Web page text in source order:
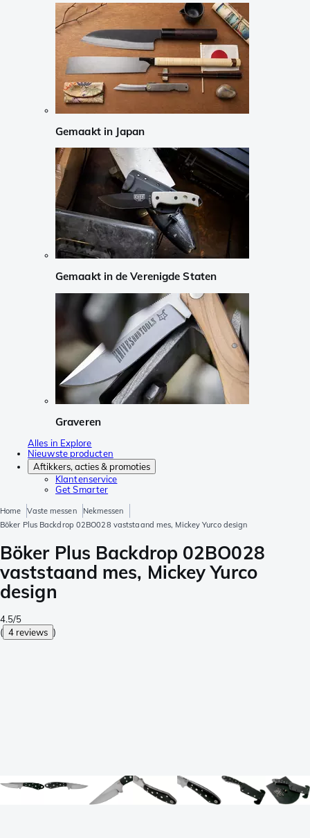
Gemaakt in Japan
Gemaakt in de Verenigde Staten
Graveren
Alles in Explore
Nieuwste producten
Aftikkers, acties & promoties
Klantenservice
Get Smarter
Home Vaste messen
Nekmessen
Böker Plus Backdrop 02BO028 vaststaand mes, Mickey Yurco design
Böker Plus Backdrop 02BO028
vaststaand mes, Mickey Yurco
design
4.5/5
( 4 reviews )